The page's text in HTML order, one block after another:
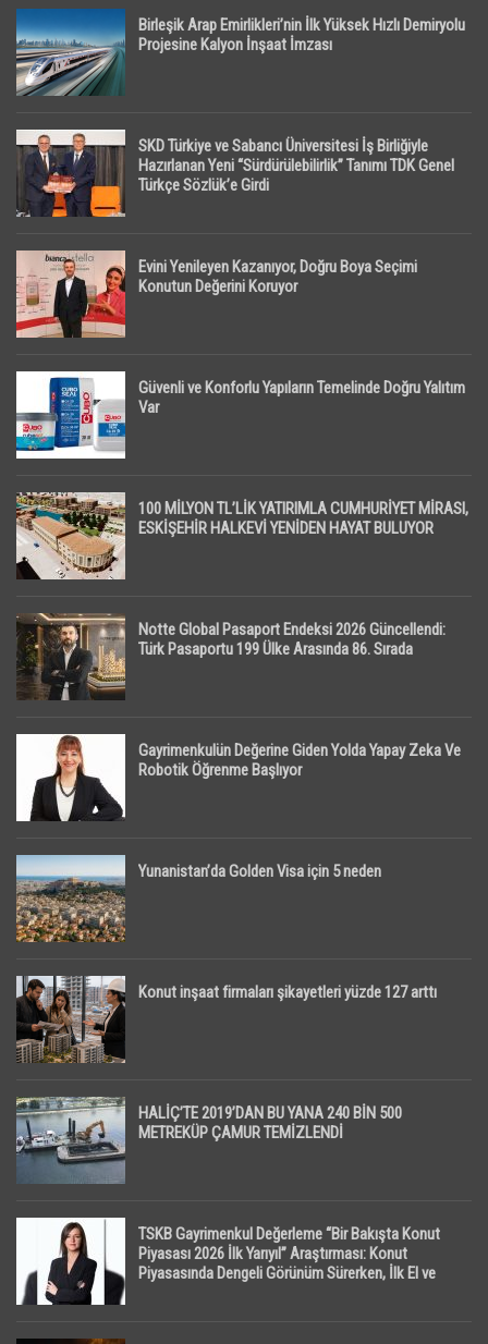
Birleşik Arap Emirlikleri’nin İlk Yüksek Hızlı Demiryolu
Projesine Kalyon İnşaat İmzası
SKD Türkiye ve Sabancı Üniversitesi İş Birliğiyle
Hazırlanan Yeni “Sürdürülebilirlik” Tanımı TDK Genel
Türkçe Sözlük’e Girdi
Evini Yenileyen Kazanıyor, Doğru Boya Seçimi
Konutun Değerini Koruyor
Güvenli ve Konforlu Yapıların Temelinde Doğru Yalıtım
Var
100 MİLYON TL’LİK YATIRIMLA CUMHURİYET MİRASI,
ESKİŞEHİR HALKEVİ YENİDEN HAYAT BULUYOR
Notte Global Pasaport Endeksi 2026 Güncellendi:
Türk Pasaportu 199 Ülke Arasında 86. Sırada
Gayrimenkulün Değerine Giden Yolda Yapay Zeka Ve
Robotik Öğrenme Başlıyor
Yunanistan’da Golden Visa için 5 neden
Konut inşaat firmaları şikayetleri yüzde 127 arttı
HALİÇ’TE 2019’DAN BU YANA 240 BİN 500
METREKÜP ÇAMUR TEMİZLENDİ
TSKB Gayrimenkul Değerleme “Bir Bakışta Konut
Piyasası 2026 İlk Yarıyıl” Araştırması: Konut
Piyasasında Dengeli Görünüm Sürerken, İlk El ve